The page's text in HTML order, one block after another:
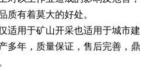
质有着莫大的好处。
适用于矿山开采也适用于城市建
多年，质量保证，售后完善，鼎